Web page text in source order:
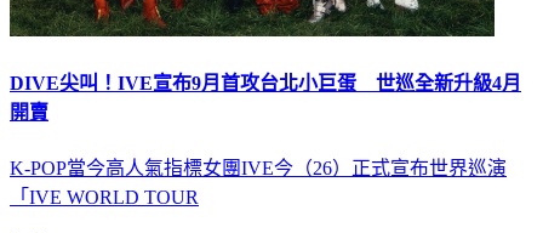
DIVE尖叫！IVE宣布9月首攻台北小巨蛋 世巡全新升級4月
開賣
K-POP當今⾼⼈氣指標女團IVE今（26）正式宣布世界巡演
「IVE WORLD TOUR